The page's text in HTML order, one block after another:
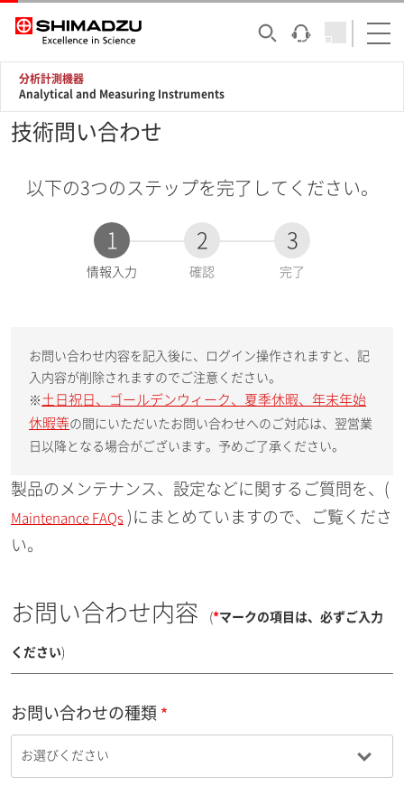
分析計測機器
Analytical and Measuring Instruments
技術問い合わせ
以下の3つのステップを完了してください。
1
現
情報入力
2
確認
3
完了
お問い合わせ内容を記入後に、ログイン操作されますと、記
入内容が削除されますのでご注意ください。
※ 土日祝日、ゴールデンウィーク、夏季休暇、年末年始
休暇等の間にいただいたお問い合わせへのご対応は、翌営業
日以降となる場合がございます。予めご了承ください。
製品のメンテナンス、設定などに関するご質問を、(
Maintenance FAQs )にまとめていますので、ご覧くださ
い。
お問い合わせ内容 (*マークの項目は、必ずご入力
ください)
お問い合わせの種類